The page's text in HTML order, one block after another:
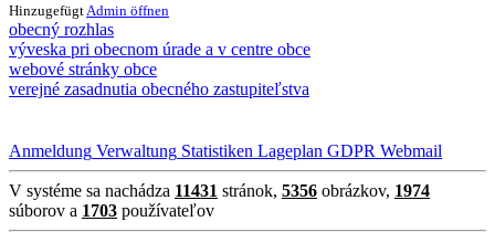
Hinzugefügt Admin öffnen
obecný rozhlas
výveska pri obecnom úrade a v centre obce
webové stránky obce
verejné zasadnutia obecného zastupiteľstva
Anmeldung Verwaltung Statistiken Lageplan GDPR Webmail
V systéme sa nachádza 11431 stránok, 5356 obrázkov, 1974
súborov a 1703 používateľov